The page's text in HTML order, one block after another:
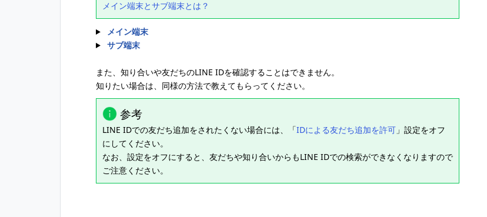
メイン端末とサブ端末とは？
メイン端末
サブ端末
また、知り合いや友だちのLINE IDを確認することはできません。
知りたい場合は、同様の方法で教えてもらってください。
参考
LINE IDでの友だち追加をされたくない場合には、「IDによる友だち追加を許可 」設定をオフ
にしてください。
なお、設定をオフにすると、友だちや知り合いからもLINE IDでの検索ができなくなりますので
ご注意ください。